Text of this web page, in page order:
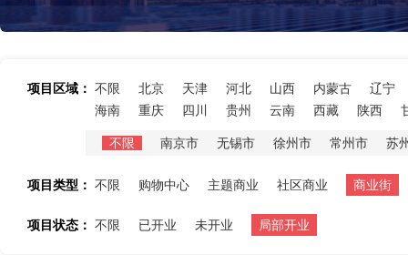
项目区域： 不限 北京 天津 河北 山西 内蒙古
辽宁
海南
重庆 四川 贵州 云南 西藏 陕西
不限 南京市 无锡市 徐州市 常州市 苏
项目类型： 不限 购物中心 主题商业 社区商业 商业街
项目状态： 不限 已开业 未开业 局部开业